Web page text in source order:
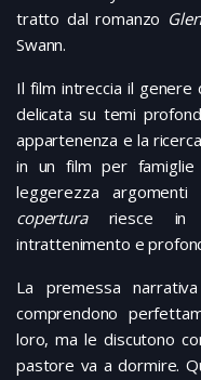
tratto dal romanzo
Swann.
Il film intreccia il genere
delicata su temi
appartenenza e la
in un film per
leggerezza
coperturariesce in
intrattenimento e
La premessa
comprendono
loro, ma le discutono
pastore va a dormire.